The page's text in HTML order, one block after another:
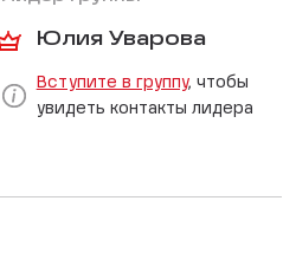
Юлия Уварова
Вступите в группу, чтобы
увидеть контакты лидера